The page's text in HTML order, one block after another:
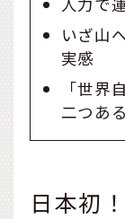
いざ山
実感
「世界
二つある
日本初